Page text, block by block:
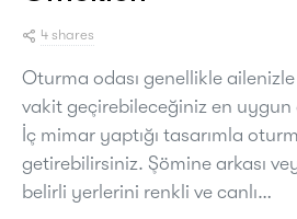
4 shares
Oturma odası genellikle ailenizle
vakit geçirebileceğiniz en
İç mimar yaptığı tasarımla
getirebilirsiniz. Şömine arkası
belirli yerlerini renkli ve canlı…